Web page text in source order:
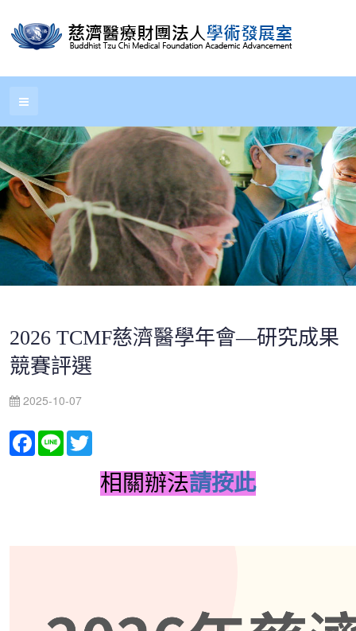
2026 TCMF慈濟醫學年會—研究成果
競賽評選
2025-10-07
Facebook
Line
相關辦法請按此